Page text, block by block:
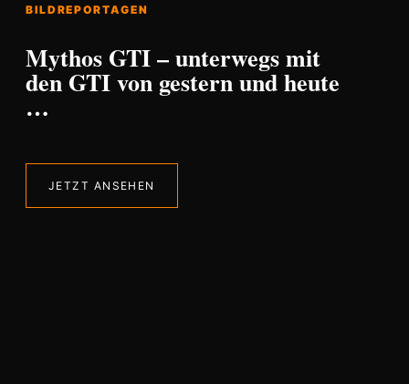
BILDREPORTAGEN
Mythos GTI – unterwegs mit
den GTI von gestern und heute
…
JETZT ANSEHEN